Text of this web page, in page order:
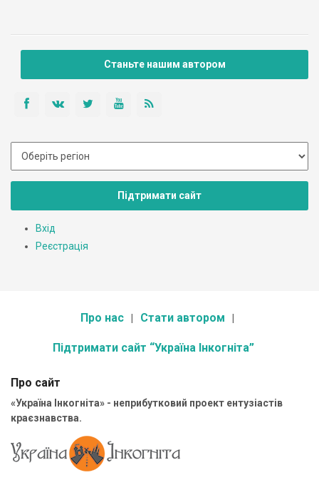
Станьте нашим автором
Підтримати сайт
Вхід
Реєстрація
Про нас Стати автором
Підтримати сайт “Україна Інкогніта”
Про сайт
«Україна Інкогніта» - неприбутковий проект ентузіастів
краєзнавства.